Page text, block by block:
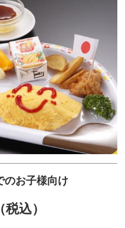
のお子様向け
税込）